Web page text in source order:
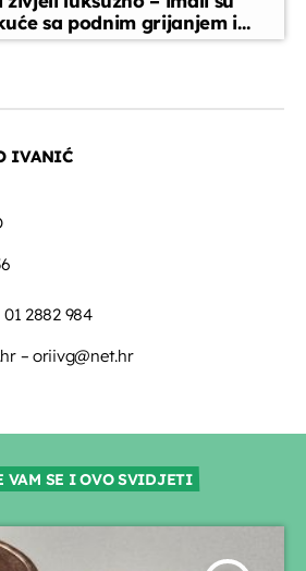
sa podnim grijanjem i
zidovima
IVANIĆ
01 2882 984
– oriivg@net.hr
VAM SE I OVO SVIDJETI